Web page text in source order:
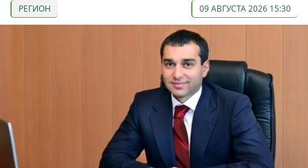
РЕГИОН 09 АВГУСТА 2026 15:30